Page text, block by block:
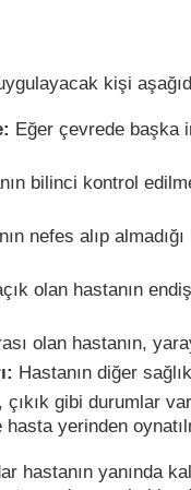
kişi
Eğer çevrede başka
bilinci kontrol
nefes alıp
olan hastanın
olan hastanın,
Hastanın diğer
çıkık gibi durumlar
hasta yerinden
hastanın yanında